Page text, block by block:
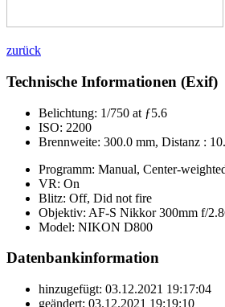
zurück
Technische Informationen (Exif)
Belichtung: 1/750 at ƒ5.6
ISO: 2200
Brennweite: 300.0 mm, Distanz :
Programm: Manual, Center-
VR: On
Blitz: Off, Did not fire
Objektiv: AF-S Nikkor 300mm f/
Model: NIKON D800
Datenbankinformation
hinzugefügt: 03.12.2021 19:17:04
geändert: 03.12.2021 19:19:10